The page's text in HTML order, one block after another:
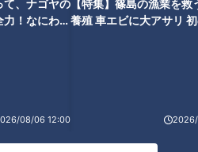
て、ナゴヤの
！なにわ実
08/06 12:00
【特集】篠島の漁業を救
養殖 車エビに大アサリ